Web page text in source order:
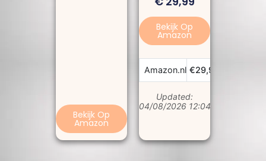
Bekijk Op
Amazon
Droom Weg In
Stijl & Stilte
Bekijk Op
Amazon
Amazon.nl €29,99
Updated:
04/08/2026 12:04 pm